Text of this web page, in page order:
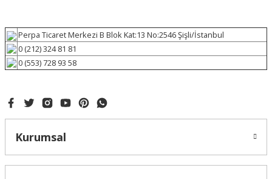
Perpa Ticaret Merkezi B Blok Kat:13 No:2546 Şişli/İstanbul
0 (212) 324 81 81
0 (553) 728 93 58
Kurumsal